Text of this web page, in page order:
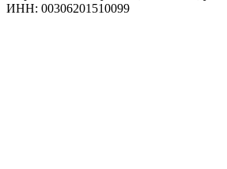
ИНН: 00306201510099